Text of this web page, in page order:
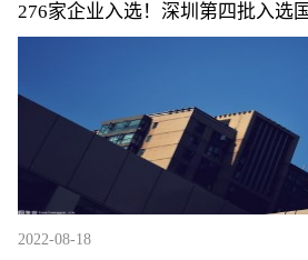
276家企业入选！深圳第四批入选
公布
2022-08-18